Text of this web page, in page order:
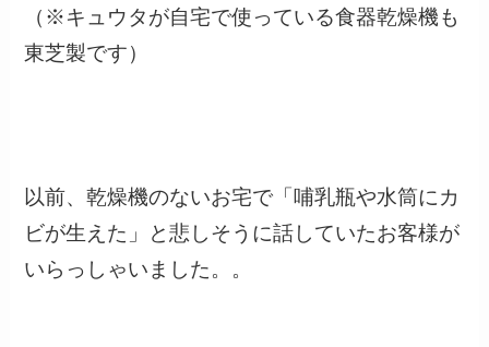
（※キュウタが自宅で使っている食器乾燥機も
東芝製です）
以前、乾燥機のないお宅で「哺乳瓶や水筒にカ
ビが生えた」と悲しそうに話していたお客様が
いらっしゃいました。。